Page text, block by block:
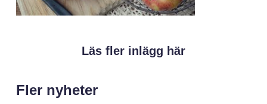
Läs fler inlägg här
Fler nyheter